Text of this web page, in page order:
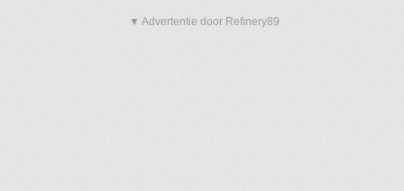
▼ Advertentie door Refinery89